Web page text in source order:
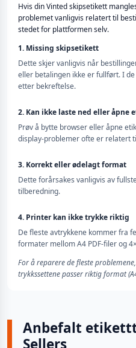
Hvis din Vinted skipsetikett
problemet vanligvis relatert til
stedet for plattformen selv.
1. Missing skipsetikett
Dette skjer vanligvis når
eller betalingen ikke er fullført. I
etter bekreftelse.
2. Kan ikke laste ned eller åpne
Prøv å bytte browser eller åpne
display-problemer ofte er relatert
3. Korrekt eller ødelagt format
Dette forårsakes vanligvis av
tilberedning.
4. Printer kan ikke trykke riktig
De fleste avtrykkene kommer fra
formater mellom A4 PDF-filer og
For å reparere de fleste
trykkssettene passer riktig format
Anbefalt
Sellers